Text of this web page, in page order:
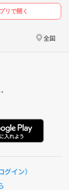
リで開く
全国
イン）